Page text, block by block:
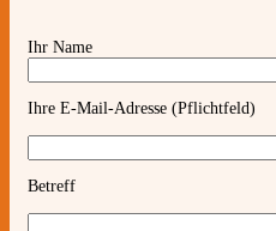
Ihr Name
Ihre E-Mail-Adresse (Pflichtfeld)
Betreff